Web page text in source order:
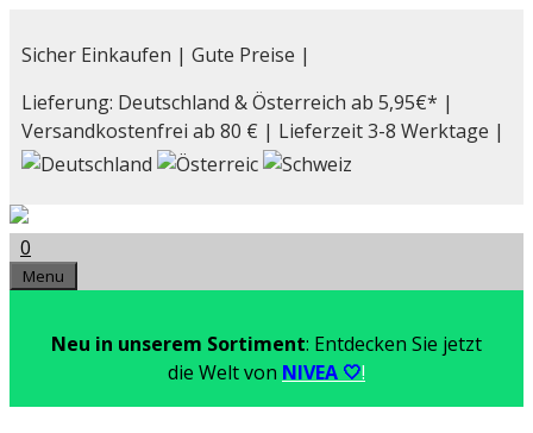
Inhalt
Sicher Einkaufen | Gute Preise |
Lieferung: Deutschland & Österreich ab 5,95€* |
Versandkostenfrei ab 80 € | Lieferzeit 3-8 Werktage |
0
Menu
Neu in unserem Sortiment: Entdecken Sie jetzt
die Welt von NIVEA 🤍!